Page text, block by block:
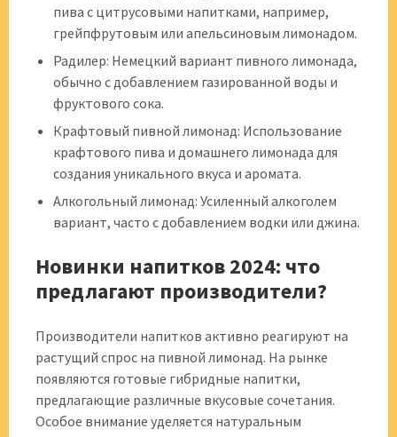
пива с цитрусовыми напитками, например,
грейпфрутовым или апельсиновым лимонадом.
Радилер: Немецкий вариант пивного лимонада,
обычно с добавлением газированной воды и
фруктового сока.
Крафтовый пивной лимонад: Использование
крафтового пива и домашнего лимонада для
создания уникального вкуса и аромата.
Алкогольный лимонад: Усиленный алкоголем
вариант, часто с добавлением водки или джина.
Новинки напитков 2024: что
предлагают производители?
Производители напитков активно реагируют на
растущий спрос на пивной лимонад. На рынке
появляются готовые гибридные напитки,
предлагающие различные вкусовые сочетания.
Особое внимание уделяется натуральным